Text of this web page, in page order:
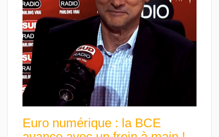
Euro numérique : la BCE